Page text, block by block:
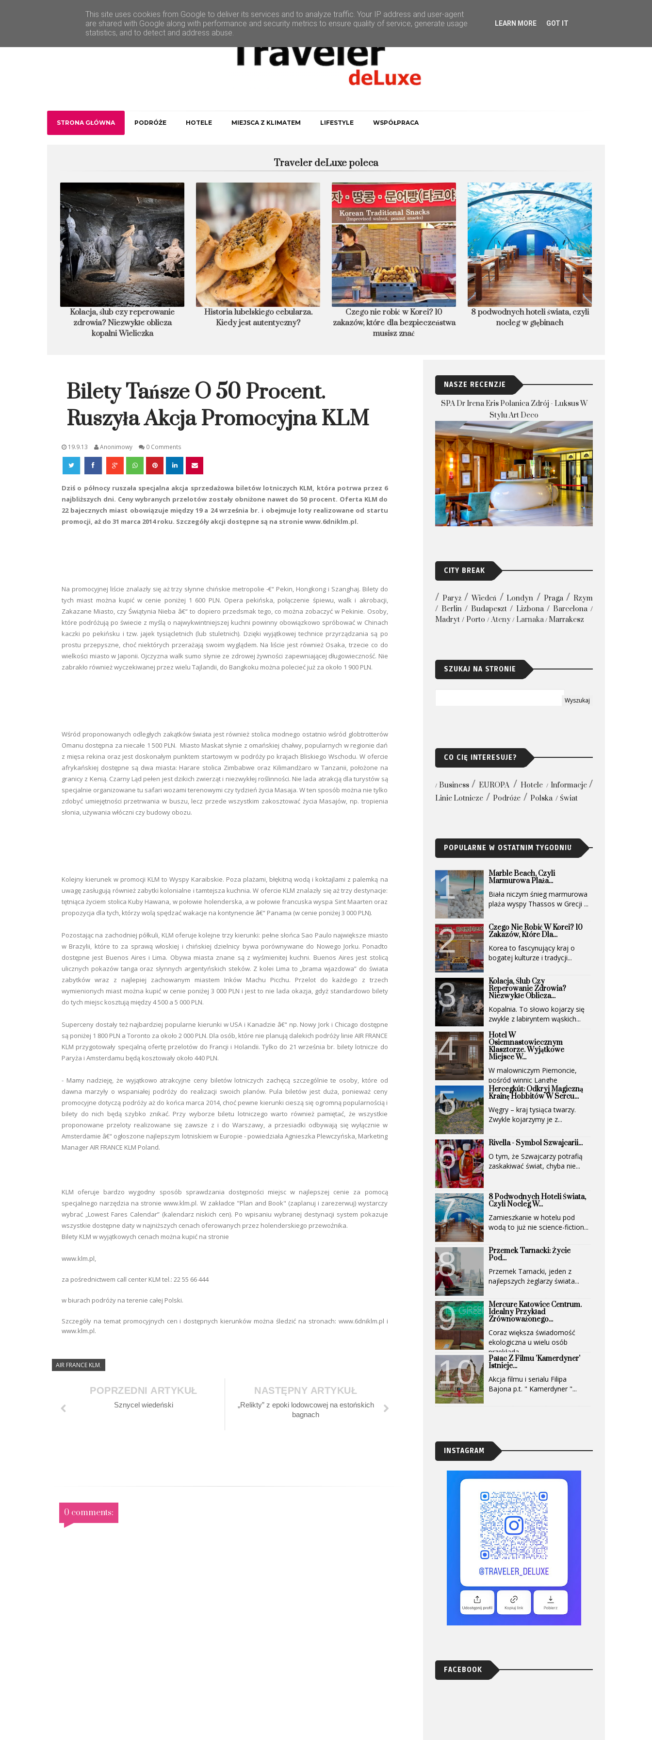
O Traveler deLuxe
STRONA GŁÓWNA PODRÓŻE HOTELE MIEJSCA Z KLIMATEM LIFESTYLE WSPÓŁPRACA
Traveler deLuxe poleca
Historia lubelskiego cebularza.
Kiedy jest autentyczny?
Czego nie robić w Korei? 10
zakazów, które dla bezpieczeństwa
8 podwodnych hoteli świata, czyli
nocleg w głębinach
PRZEPIS: Lángos - prawdziwy
placek po węgiersku
AIR FRANCE KLM,
Bilety Tańsze O 50 Procent.
Ruszyła Akcja Promocyjna KLM
19.9.13 Anonimowy 0 Comments
Dziś o północy ruszała specjalna akcja sprzedażowa biletów lotniczych KLM, która potrwa przez 6
najbliższych dni. Ceny wybranych przelotów zostały obniżone nawet do 50 procent. Oferta KLM do
22 bajecznych miast obowiązuje między 19 a 24 września br. i obejmuje loty realizowane od startu
promocji, aż do 31 marca 2014 roku. Szczegóły akcji dostępne są na stronie www.6dniklm.pl.
Na promocyjnej liście znalazły się aż trzy słynne chińskie metropolie -€“ Pekin, Hongkong i Szanghaj. Bilety do
tych miast można kupić w cenie poniżej 1 600 PLN. Opera pekińska, połączenie śpiewu, walk i akrobacji,
Zakazane Miasto, czy Świątynia Nieba â€“ to dopiero przedsmak tego, co można zobaczyć w Pekinie. Osoby,
które podróżują po świecie z myślą o najwykwintniejszej kuchni powinny obowiązkowo spróbować w Chinach
kaczki po pekińsku i tzw. jajek tysiącletnich (lub stuletnich). Dzięki wyjątkowej technice przyrządzania są po
prostu przepyszne, choć niektórych przerażają swoim wyglądem. Na liście jest również Osaka, trzecie co do
wielkości miasto w Japonii. Ojczyzna walk sumo słynie ze zdrowej żywności zapewniającej długowieczność. Nie
zabrakło również wyczekiwanej przez wielu Tajlandii, do Bangkoku można polecieć już za około 1 900 PLN.
Wśród proponowanych odległych zakątków świata jest również stolica modnego ostatnio wśród globtrotterów
Omanu dostępna za niecałe 1 500 PLN. Miasto Maskat słynie z omańskiej chałwy, popularnych w regionie dań
z mięsa rekina oraz jest doskonałym punktem startowym w podróży po krajach Bliskiego Wschodu. W ofercie
afrykańskiej dostępne są dwa miasta: Harare stolica Zimbabwe oraz Kilimandżaro w Tanzanii, położone na
granicy z Kenią. Czarny Ląd pełen jest dzikich zwierząt i niezwykłej roślinności. Nie lada atrakcją dla turystów są
specjalnie organizowane tu safari wozami terenowymi czy tydzień życia Masaja. W ten sposób można nie tylko
zdobyć umiejętności przetrwania w buszu, lecz przede wszystkim zakosztować życia Masajów, np. tropienia
słonia, używania włóczni czy budowy obozu.
Kolejny kierunek w promocji KLM to Wyspy Karaibskie. Poza plażami, błękitną wodą i koktajlami z palemką na
uwagę zasługują również zabytki kolonialne i tamtejsza kuchnia. W ofercie KLM znalazły się aż trzy destynacje:
tętniąca życiem stolica Kuby Hawana, w połowie holenderska, a w połowie francuska wyspa Sint Maarten oraz
propozycja dla tych, którzy wolą spędzać wakacje na kontynencie â€“ Panama (w cenie poniżej 3 000 PLN).
Pozostając na zachodniej półkuli, KLM oferuje kolejne trzy kierunki: pełne słońca Sao Paulo największe miasto
w Brazylii, które to za sprawą włoskiej i chińskiej dzielnicy bywa porównywane do Nowego Jorku. Ponadto
dostępne jest Buenos Aires i Lima. Obywa miasta znane są z wyśmienitej kuchni. Buenos Aires jest stolicą
ulicznych pokazów tanga oraz słynnych argentyńskich steków. Z kolei Lima to „brama wjazdowa” do świata
zabytków wraz z najlepiej zachowanym miastem Inków Machu Picchu. Przelot do każdego z trzech
wymienionych miast można kupić w cenie poniżej 3 000 PLN i jest to nie lada okazja, gdyż standardowo bilety
do tych miejsc kosztują między 4 500 a 5 000 PLN.
Superceny dostały też najbardziej popularne kierunki w USA i Kanadzie â€“ np. Nowy Jork i Chicago dostępne
są poniżej 1 800 PLN a Toronto za około 2 000 PLN. Dla osób, które nie planują dalekich podróży linie AIR FRANCE
KLM przygotowały specjalną ofertę przelotów do Francji i Holandii. Tylko do 21 września br. bilety lotnicze do
Paryża i Amsterdamu będą kosztowały około 440 PLN.
- Mamy nadzieję, że wyjątkowo atrakcyjne ceny biletów lotniczych zachęcą szczególnie te osoby, które od
dawna marzyły o wspaniałej podróży do realizacji swoich planów. Pula biletów jest duża, ponieważ ceny
promocyjne dotyczą podróży aż do końca marca 2014, choć pewne kierunki cieszą się ogromną popularnością i
bilety do nich będą szybko znikać. Przy wyborze biletu lotniczego warto również pamiętać, że wszystkie
proponowane przeloty realizowane się zawsze z i do Warszawy, a przesiadki odbywają się wyłącznie w
Amsterdamie â€“ ogłoszone najlepszym lotniskiem w Europie - powiedziała Agnieszka Plewczyńska, Marketing
Manager AIR FRANCE KLM Poland.
KLM oferuje bardzo wygodny sposób sprawdzania dostępności miejsc w najlepszej cenie za pomocą
specjalnego narzędzia na stronie www.klm.pl. W zakładce "Plan and Book" (zaplanuj i zarezerwuj) wystarczy
wybrać „Lowest Fares Calendar” (kalendarz niskich cen). Po wpisaniu wybranej destynacji system pokazuje
wszystkie dostępne daty w najniższych cenach oferowanych przez holenderskiego przewoźnika.
Bilety KLM w wyjątkowych cenach można kupić na stronie
www.klm.pl,
za pośrednictwem call center KLM tel.: 22 55 66 444
w biurach podróży na terenie całej Polski.
Szczegóły na temat promocyjnych cen i dostępnych kierunków można śledzić na stronach: www.6dniklm.pl i
www.klm.pl.
NASTĘPNY ARTYKUŁ
„Relikty” z epoki lodowcowej na estońskich
bagnach
POPRZEDNI ARTYKUŁ
Sznycel wiedeński
0 comments:
NASZE RECENZJE
SPA Dr Irena Eris Polanica Zdrój - Luksus W
Stylu Art Deco
CITY BREAK
Paryż Wiedeń Londyn Praga
Rzym
Berlin
Budapeszt Lizbona
Barcelona
Madryt
Porto Ateny Larnaka Marrakesz
SZUKAJ NA STRONIE
CO CIĘ INTERESUJE?
Business EUROPA Hotele
Informacje
Linie Lotnicze
Podróże Polska Świat
POPULARNE W OSTATNIM TYGODNIU
Marble Beach, Czyli
Marmurowa Plaża...
Biała niczym śnieg marmurowa
plaża wyspy Thassos w Grecji ...
Czego Nie Robić W Korei? 10
Zakazów, Które Dla...
Korea to fascynujący kraj o
bogatej kulturze i tradycji...
Kolacja, Ślub Czy
Reperowanie Zdrowia?
Niezwykłe Oblicza...
Kopalnia. To słowo kojarzy się
zwykle z labiryntem wąskich...
Hotel W
Osiemnastowiecznym
Klasztorze. Wyjątkowe
Miejsce W...
W malowniczym Piemoncie,
pośród winnic Langhe
(UNESCO)...
Hercegkút: Odkryj Magiczną
Krainę Hobbitów W Sercu...
Węgry – kraj tysiąca twarzy.
Zwykle kojarzymy je z...
Rivella - Symbol Szwajcarii...
O tym, że Szwajcarzy potrafią
zaskakiwać świat, chyba nie...
8 Podwodnych Hoteli Świata,
Czyli Nocleg W...
Zamieszkanie w hotelu pod
wodą to już nie science-fiction...
Przemek Tarnacki: Życie
Pod...
Przemek Tarnacki, jeden z
najlepszych żeglarzy świata...
Mercure Katowice Centrum.
Idealny Przykład
Zrównoważonego...
Coraz większa świadomość
ekologiczna u wielu osób
przekłada...
Pałac Z Filmu 'Kamerdyner'
Istnieje...
Akcja filmu i serialu Filipa
Bajona p.t. " Kamerdyner "...
INSTAGRAM
FACEBOOK
This site uses cookies from Google to deliver its services and to analyze traffic. Your IP address and user-agent
are shared with Google along with performance and security metrics to ensure quality of service, generate usage
statistics, and to detect and address abuse.
LEARN MORE GOT IT